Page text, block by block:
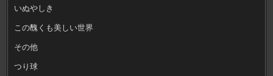
いぬやしき
この醜くも美しい世界
その他
つり球